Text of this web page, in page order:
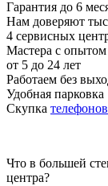
Гарантия до 6
Нам доверяют
4 сервисных
Мастера с опытом
от 5 до 24 лет
Работаем без
Удобная парковка
Скупка телефонов
Что в большей
центра?